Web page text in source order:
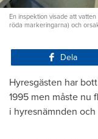
En inspektion visade att
röda markeringarna) och
Dela
Hyresgästen har
1995 men måste nu
i hyresnämnden